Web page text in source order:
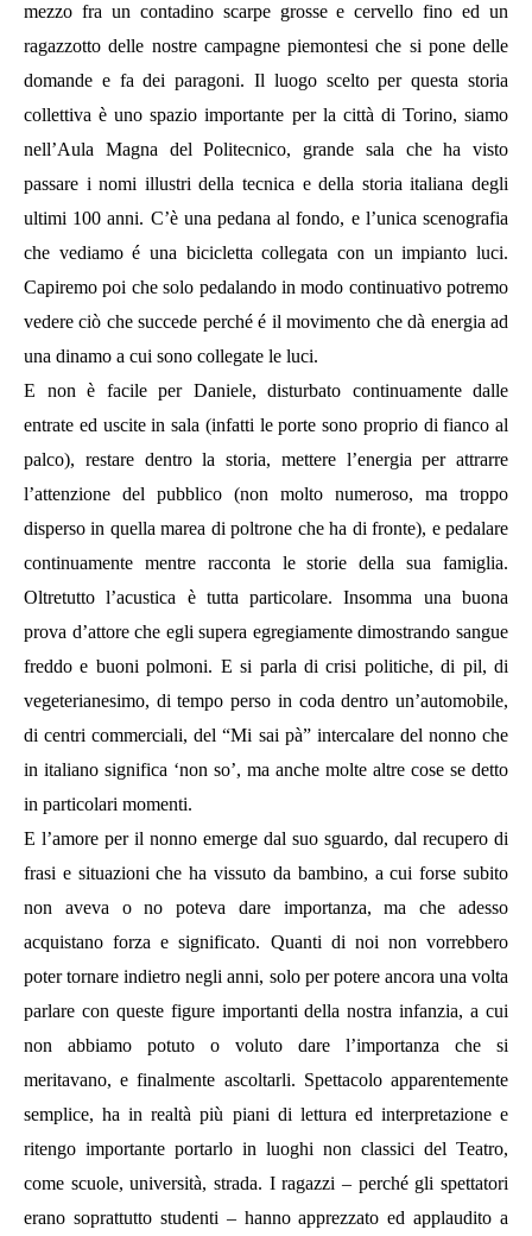
mezzo fra un contadino scarpe grosse e cervello fino ed un
ragazzotto delle nostre campagne piemontesi che si pone delle
domande e fa dei paragoni. Il luogo scelto per questa storia
collettiva è uno spazio importante per la città di Torino, siamo
nell’Aula Magna del Politecnico, grande sala che ha visto
passare i nomi illustri della tecnica e della storia italiana degli
ultimi 100 anni. C’è una pedana al fondo, e l’unica scenografia
che vediamo é una bicicletta collegata con un impianto luci.
Capiremo poi che solo pedalando in modo continuativo potremo
vedere ciò che succede perché é il movimento che dà energia ad
una dinamo a cui sono collegate le luci.
E non è facile per Daniele, disturbato continuamente dalle
entrate ed uscite in sala (infatti le porte sono proprio di fianco al
palco), restare dentro la storia, mettere l’energia per attrarre
l’attenzione del pubblico (non molto numeroso, ma troppo
disperso in quella marea di poltrone che ha di fronte), e pedalare
continuamente mentre racconta le storie della sua famiglia.
Oltretutto l’acustica è tutta particolare. Insomma una buona
prova d’attore che egli supera egregiamente dimostrando sangue
freddo e buoni polmoni. E si parla di crisi politiche, di pil, di
vegeterianesimo, di tempo perso in coda dentro un’automobile,
di centri commerciali, del “Mi sai pà” intercalare del nonno che
in italiano significa ‘non so’, ma anche molte altre cose se detto
in particolari momenti.
E l’amore per il nonno emerge dal suo sguardo, dal recupero di
frasi e situazioni che ha vissuto da bambino, a cui forse subito
non aveva o no poteva dare importanza, ma che adesso
acquistano forza e significato. Quanti di noi non vorrebbero
poter tornare indietro negli anni, solo per potere ancora una volta
parlare con queste figure importanti della nostra infanzia, a cui
non abbiamo potuto o voluto dare l’importanza che si
meritavano, e finalmente ascoltarli. Spettacolo apparentemente
semplice, ha in realtà più piani di lettura ed interpretazione e
ritengo importante portarlo in luoghi non classici del Teatro,
come scuole, università, strada. I ragazzi – perché gli spettatori
erano soprattutto studenti – hanno apprezzato ed applaudito a